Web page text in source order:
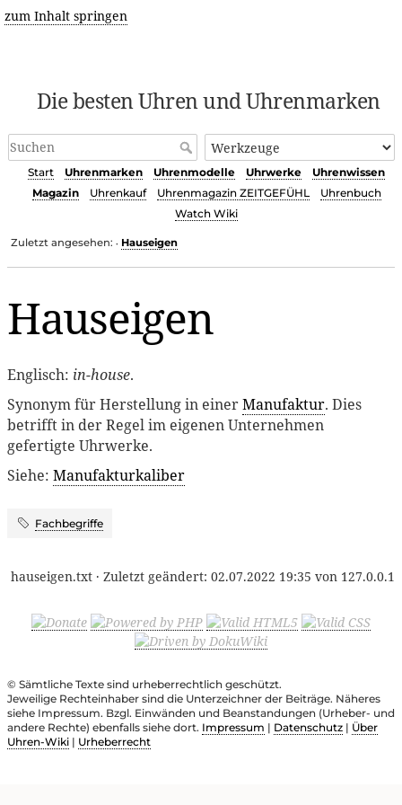
zum Inhalt springen
Die besten Uhren und Uhrenmarken
Start Uhrenmarken Uhrenmodelle Uhrwerke
Uhrenwissen
Magazin
Uhrenkauf Uhrenmagazin ZEITGEFÜHL
Uhrenbuch
Watch Wiki
Zuletzt angesehen: • Hauseigen
Hauseigen
Englisch: in-house.
Synonym für Herstellung in einerManufaktur. Dies
betrifft in der Regel im eigenen Unternehmen
gefertigte Uhrwerke.
Siehe: Manufakturkaliber
Fachbegriffe
hauseigen.txt · Zuletzt geändert: 02.07.2022 19:35 von 127.0.0.1
© Sämtliche Texte sind urheberrechtlich geschützt.
Jeweilige Rechteinhaber sind die Unterzeichner der Beiträge. Näheres
siehe Impressum. Bzgl. Einwänden und Beanstandungen (Urheber- und
andere Rechte) ebenfalls siehe dort. Impressum | Datenschutz | Über
Uhren-Wiki | Urheberrecht